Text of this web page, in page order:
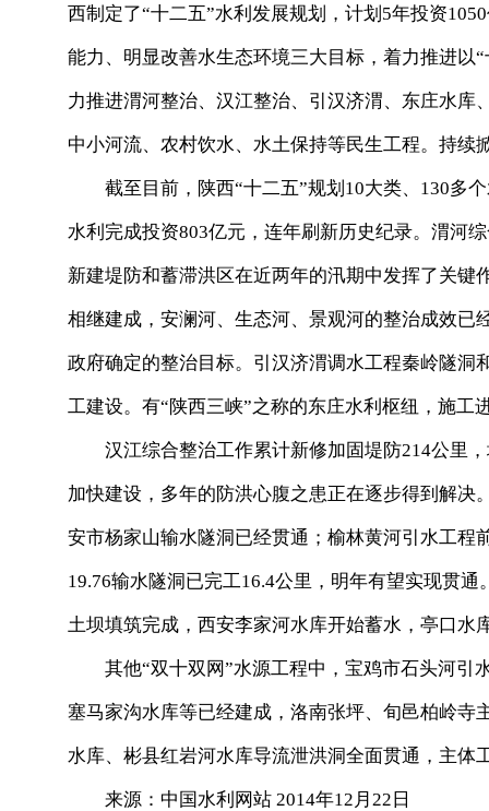
西制定了“十二五”水利发展规划，计划5年投资
能力、明显改善水生态环境三大目标，着力推进以
力推进渭河整治、汉江整治、引汉济渭、东庄水
中小河流、农村饮水、水土保持等民生工程。持
截至目前，陕西“十二五”规划10大类、130多个
水利完成投资803亿元，连年刷新历史纪录。渭河
新建堤防和蓄滞洪区在近两年的汛期中发挥了关
相继建成，安澜河、生态河、景观河的整治成效
政府确定的整治目标。引汉济渭调水工程秦岭隧
工建设。有“陕西三峡”之称的东庄水利枢纽，施
汉江综合整治工作累计新修加固堤防214公里，
加快建设，多年的防洪心腹之患正在逐步得到解
安市杨家山输水隧洞已经贯通；榆林黄河引水工
19.76输水隧洞已完工16.4公里，明年有望实现贯
土坝填筑完成，西安李家河水库开始蓄水，亭口水
其他“双十双网”水源工程中，宝鸡市石头河引
塞马家沟水库等已经建成，洛南张坪、旬邑柏岭
水库、彬县红岩河水库导流泄洪洞全面贯通，主体
来源：中国水利网站 2014年12月22日